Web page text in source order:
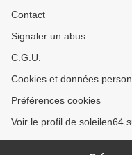
Contact
Signaler un abus
C.G.U.
Cookies et données
Préférences cookies
Voir le profil de soleilen64